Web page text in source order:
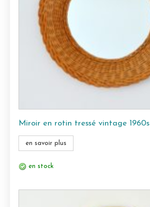
Miroir en rotin tressé vintage 1960s
en savoir plus
en stock